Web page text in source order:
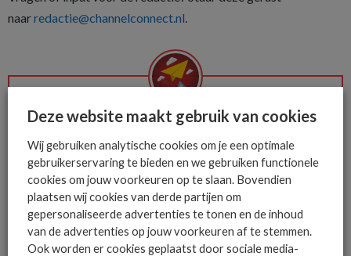
naarredactie@channelconnect.nl.
De ICT-wereld is snel. Mis
niets.
Het allerlaatste ICT nieuws in jouw
mailbox
Deze website maakt gebruik van cookies
Wij gebruiken analytische cookies om je een optimale
gebruikerservaring te bieden en we gebruiken functionele
cookies om jouw voorkeuren op te slaan. Bovendien
plaatsen wij cookies van derde partijen om
gepersonaliseerde advertenties te tonen en de inhoud
van de advertenties op jouw voorkeuren af te stemmen.
Ook worden er cookies geplaatst door sociale media-